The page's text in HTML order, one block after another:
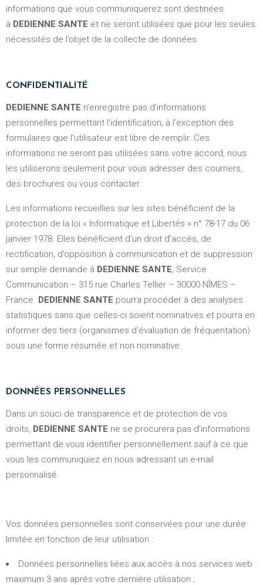
informations que vous communiquerez sont destinées
à DEDIENNE SANTE et ne seront utilisées que pour les seules
nécessités de l’objet de la collecte de données.
CONFIDENTIALITÉ
DEDIENNE SANTE n’enregistre pas d’informations
personnelles permettant l’identification, à l’exception des
formulaires que l’utilisateur est libre de remplir. Ces
informations ne seront pas utilisées sans votre accord, nous
les utiliserons seulement pour vous adresser des courriers,
des brochures ou vous contacter.
Les informations recueillies sur les sites bénéficient de la
protection de la loi « Informatique et Libertés » n° 78-17 du 06
janvier 1978. Elles bénéficient d’un droit d’accès, de
rectification, d’opposition à communication et de suppression
sur simple demande à DEDIENNE SANTE, Service
Communication – 315 rue Charles Tellier – 30000 NÎMES –
France. DEDIENNE SANTE pourra procéder à des analyses
statistiques sans que celles-ci soient nominatives et pourra en
informer des tiers (organismes d’évaluation de fréquentation)
sous une forme résumée et non nominative.
DONNÉES PERSONNELLES
Dans un souci de transparence et de protection de vos
droits, DEDIENNE SANTE ne se procurera pas d’informations
permettant de vous identifier personnellement sauf à ce que
vous les communiquiez en nous adressant un e-mail
personnalisé.
Vos données personnelles sont conservées pour une durée
limitée en fonction de leur utilisation :
Données personnelles liées aux accès à nos services web :
maximum 3 ans après votre dernière utilisation ;